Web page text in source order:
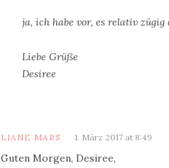
ja, ich habe vor, es relativ
Liebe Grüße
Desiree
LIANE MARS 1. März 2017 at 8:49
Guten Morgen, Desiree,